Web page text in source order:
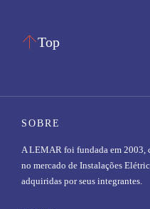
Top
SOBRE
A LEMAR foi fundada em 2003,
no mercado de Instalações
adquiridas por seus integrantes.